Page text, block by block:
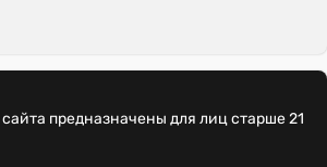
предназначены для лиц старше 21